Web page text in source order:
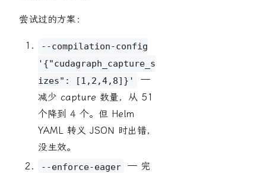
尝试过的方案：
--compilation-config
'{"cudagraph_capture_s
izes": [1,2,4,8]}'
—
减少 capture 数量，从 51
个降到 4 个。但 Helm
YAML 转义 JSON 时出错，
没生效。
--enforce-eager
— 完